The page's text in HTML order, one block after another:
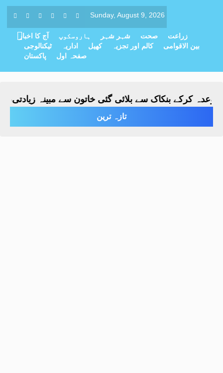
Sunday, August 9, 2026
آج کا اخبار ہاروسکوپ شہر شہر صحت
زراعت
ٹیکنالوجی
اداریہ کھیل کالم اور تجزیہ
بین الاقوامی
پاکستان
صفحہ اول
کرکے بنکاک سے بلائی گئی خاتون سے مبینہ زیادتی، ملزم
تازہ ترین